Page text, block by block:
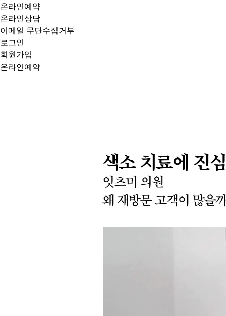
온라인예약
온라인상담
이메일 무단수집거부
로그인
회원가입
온라인예약